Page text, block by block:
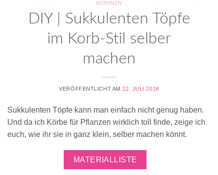
WOHNEN
DIY | Sukkulenten Töpfe
im Korb-Stil selber
machen
VERÖFFENTLICHT AM22. JULI 2018
Sukkulenten Töpfe kann man einfach nicht genug haben.
Und da ich Körbe für Pflanzen wirklich toll finde, zeige ich
euch, wie ihr sie in ganz klein, selber machen könnt.
MATERIALLISTE